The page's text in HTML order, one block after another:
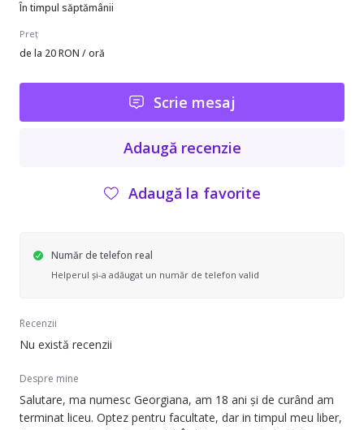
În timpul săptămânii
Preț
de la 20 RON / oră
Scrie mesaj
Adaugă recenzie
Adaugă la favorite
Număr de telefon real
Helperul și-a adăugat un număr de telefon valid
Recenzii
Nu există recenzii
Despre mine
Salutare, ma numesc Georgiana, am 18 ani și de curând am
terminat liceu. Optez pentru facultate, dar in timpul meu liber,